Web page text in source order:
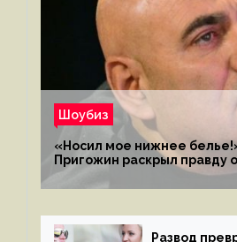
Шоубиз
«Носил мое нижнее
Пригожин раскрыл правду
с мужем своей экс-жены
Развод